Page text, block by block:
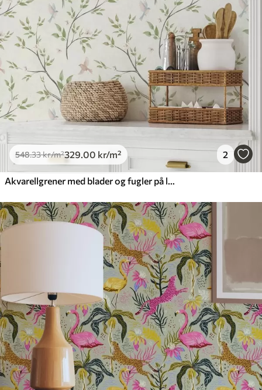
548.33kr/m²329.00 kr/m² 2
Akvarellgrener med blader og fugler på lys bakgrunn